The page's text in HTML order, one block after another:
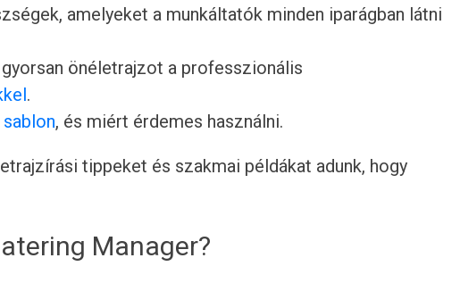
amelyeket a munkáltatók minden iparágban látni
önéletrajzot a professzionális
.
, és miért érdemes használni.
tippeket és szakmai példákat adunk, hogy
Manager?